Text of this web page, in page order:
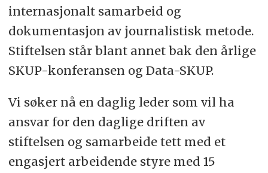
internasjonalt samarbeid og
dokumentasjon av journalistisk metode.
Stiftelsen står blant annet bak den årlige
SKUP-konferansen og Data-SKUP.
Vi søker nå en daglig leder som vil ha
ansvar for den daglige driften av
stiftelsen og samarbeide tett med et
engasjert arbeidende styre med 15